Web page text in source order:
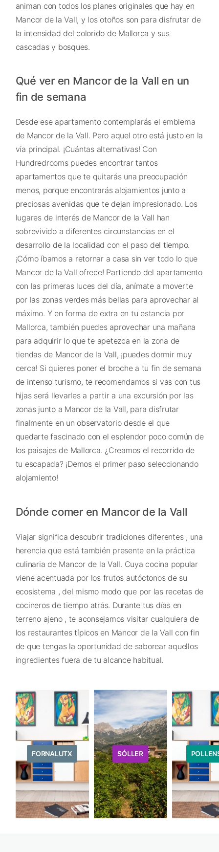
animan con todos los planes originales que hay en
Mancor de la Vall, y los otoños son para disfrutar de
la intensidad del colorido de Mallorca y sus
cascadas y bosques.
Qué ver en Mancor de la Vall en un
fin de semana
Desde ese apartamento contemplarás el emblema
de Mancor de la Vall. Pero aquel otro está justo en la
vía principal. ¡Cuántas alternativas! Con
Hundredrooms puedes encontrar tantos
apartamentos que te quitarás una preocupación
menos, porque encontrarás alojamientos junto a
preciosas avenidas que te dejan impresionado. Los
lugares de interés de Mancor de la Vall han
sobrevivido a diferentes circunstancias en el
desarrollo de la localidad con el paso del tiempo.
¡Cómo íbamos a retornar a casa sin ver todo lo que
Mancor de la Vall ofrece! Partiendo del apartamento
con las primeras luces del día, anímate a moverte
por las zonas verdes más bellas para aprovechar al
máximo. Y en forma de extra en tu estancia por
Mallorca, también puedes aprovechar una mañana
para adquirir lo que te apetezca en la zona de
tiendas de Mancor de la Vall, ¡puedes dormir muy
cerca! Si quieres poner el broche a tu fin de semana
de intenso turismo, te recomendamos si vas con tus
hijas será llevarles a partir a una excursión por las
zonas junto a Mancor de la Vall, para disfrutar
finalmente en un observatorio desde el que
quedarte fascinado con el esplendor poco común de
los paisajes de Mallorca. ¿Creamos el recorrido de
tu escapada? ¡Demos el primer paso seleccionando
alojamiento!
Dónde comer en Mancor de la Vall
Viajar significa descubrir tradiciones diferentes , una
herencia que está también presente en la práctica
culinaria de Mancor de la Vall. Cuya cocina popular
viene acentuada por los frutos autóctonos de su
ecosistema , del mismo modo que por las recetas de
cocineros de tiempo atrás. Durante tus días en
terreno ajeno , te aconsejamos visitar cualquiera de
los restaurantes típicos en Mancor de la Vall con fin
de que tengas la oportunidad de saborear aquellos
ingredientes fuera de tu alcance habitual.
FORNALUTX SÓLLER